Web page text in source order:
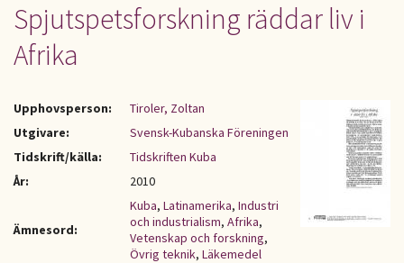
Spjutspetsforskning räddar liv i
Afrika
Upphovsperson:
Tiroler, Zoltan
Utgivare:
Svensk-Kubanska Föreningen
Tidskrift/källa:
Tidskriften Kuba
År:
2010
Ämnesord:
Kuba, Latinamerika, Industri
och industrialism, Afrika,
Vetenskap och forskning,
Övrig teknik, Läkemedel